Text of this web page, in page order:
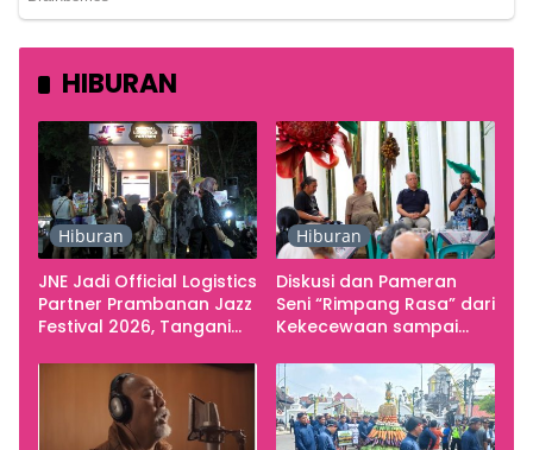
HIBURAN
Hiburan
JNE Jadi Official Logistics
Partner Prambanan Jazz
Festival 2026, Tangani
Kebutuhan Konser
Hiburan
Diskusi dan Pameran
Seni “Rimpang Rasa” dari
Kekecewaan sampai
Yogyakarta sebagai
Pusat Pergerakan Seni
Rupa Indonesia